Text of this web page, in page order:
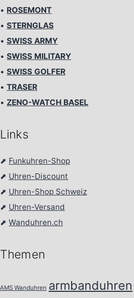
• ROSEMONT
• STERNGLAS
• SWISS ARMY
• SWISS MILITARY
• SWISS GOLFER
• TRASER
• ZENO-WATCH BASEL
Links
⬈ Funkuhren-Shop
⬈ Uhren-Discount
⬈ Uhren-Shop Schweiz
⬈ Uhren-Versand
⬈ Wanduhren.ch
Themen
AMS Wanduhren armbanduhren